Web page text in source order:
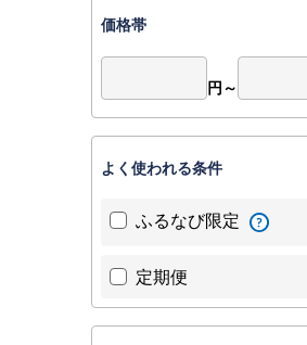
価格帯
円～
よく使われる条件
ふるなび限定
定期便